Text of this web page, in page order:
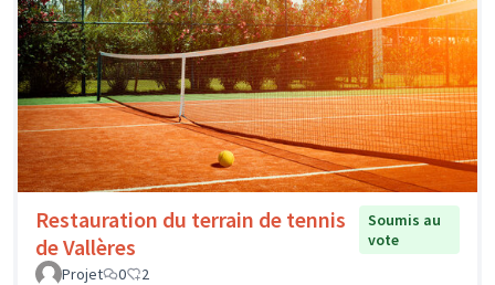
Restauration du terrain de tennis
de Vallères
Soumis au
vote
Projet
0 2